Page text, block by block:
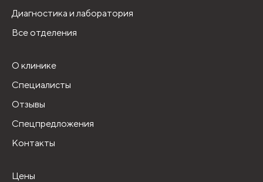
Диагностика и лаборатория
Все отделения
О клинике
Специалисты
Отзывы
Спецпредложения
Контакты
Цены